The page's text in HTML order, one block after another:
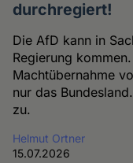
durchregiert!
Die AfD kann in
Regierung
Machtübernahme
nur das
zu.
Helmut Ortner
15.07.2026